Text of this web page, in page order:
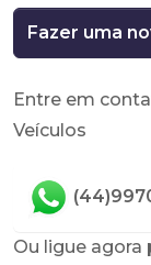
Fazer uma
Entre em
Veículos
Ou ligue agora